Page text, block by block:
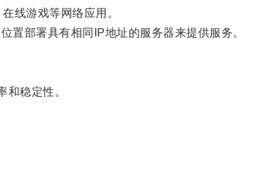
线游戏等网络应用。
部署具有相同IP地址的服务器来提供服务。
稳定性。